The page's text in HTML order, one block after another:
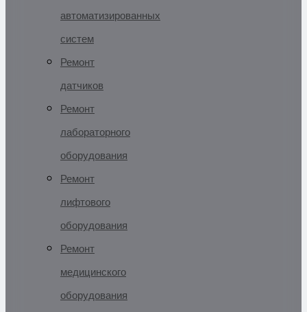
автоматизированных
систем
Ремонт
датчиков
Ремонт
лабораторного
оборудования
Ремонт
лифтового
оборудования
Ремонт
медицинского
оборудования